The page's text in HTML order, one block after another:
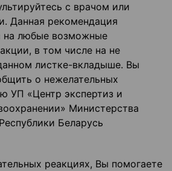
с врачом или
Данная рекомендация
на любые возможные
в том числе на не
листке-вкладыше. Вы
о нежелательных
УП «Центр экспертиз и
Министерства
Беларусь
реакциях, Вы помогаете